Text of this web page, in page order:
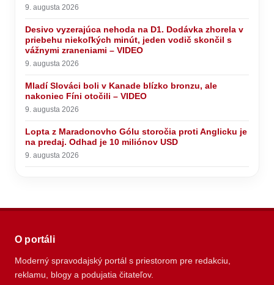
9. augusta 2026
Desivo vyzerajúca nehoda na D1. Dodávka zhorela v
priebehu niekoľkých minút, jeden vodič skončil s
vážnymi zraneniami – VIDEO
9. augusta 2026
Mladí Slováci boli v Kanade blízko bronzu, ale
nakoniec Fíni otočili – VIDEO
9. augusta 2026
Lopta z Maradonovho Gólu storočia proti Anglicku je
na predaj. Odhad je 10 miliónov USD
9. augusta 2026
O portáli
Moderný spravodajský portál s priestorom pre redakciu,
reklamu, blogy a podujatia čitateľov.